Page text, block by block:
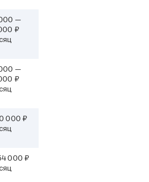
—
₽
—
₽
000 ₽
000 ₽